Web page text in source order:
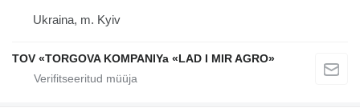
Ukraina, m. Kyiv
TOV «TORGOVA KOMPANIYa «LAD I MIR AGRO»